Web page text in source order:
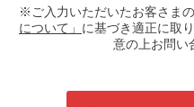
※ご入力いただいたお客さまの
について」 に基づき適正に取
意の上お問い